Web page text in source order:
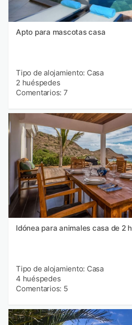
Apto para mascotas casa
Tipo de alojamiento: Casa
2 huéspedes
Comentarios: 7
Idónea para animales casa de 2
Tipo de alojamiento: Casa
4 huéspedes
Comentarios: 5